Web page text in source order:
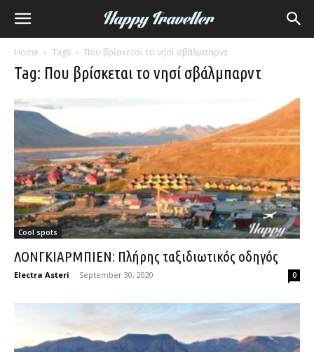
Home Tags Που βρίσκεται το νησί σβάλμπαρντ
Tag: Που βρίσκεται το νησί σβάλμπαρντ
Cool spots
ΛΟΝΓΚΙΑΡΜΠΙΕΝ: Πλήρης ταξιδιωτικός οδηγός
Electra Asteri - September 30, 2020 0